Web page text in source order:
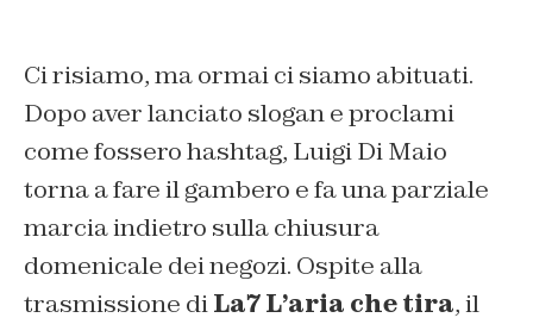
Ci risiamo, ma ormai ci siamo abituati.
Dopo aver lanciato slogan e proclami
come fossero hashtag, Luigi Di Maio
torna a fare il gambero e fa una parziale
marcia indietro sulla chiusura
domenicale dei negozi. Ospite alla
trasmissione diLa7L’aria che tira, il